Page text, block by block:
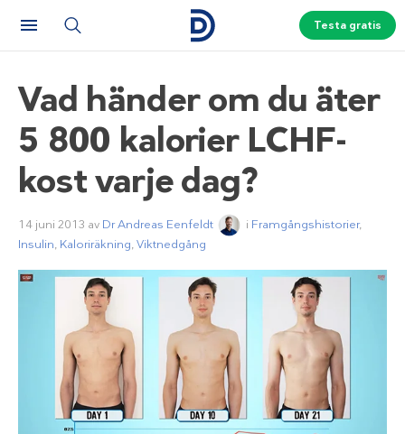
Testa gratis
Vad händer om du äter
5 800 kalorier LCHF-
kost varje dag?
14 juni 2013 av Dr Andreas Eenfeldt i Framgångshistorier,
Insulin, Kaloriräkning,Viktnedgång